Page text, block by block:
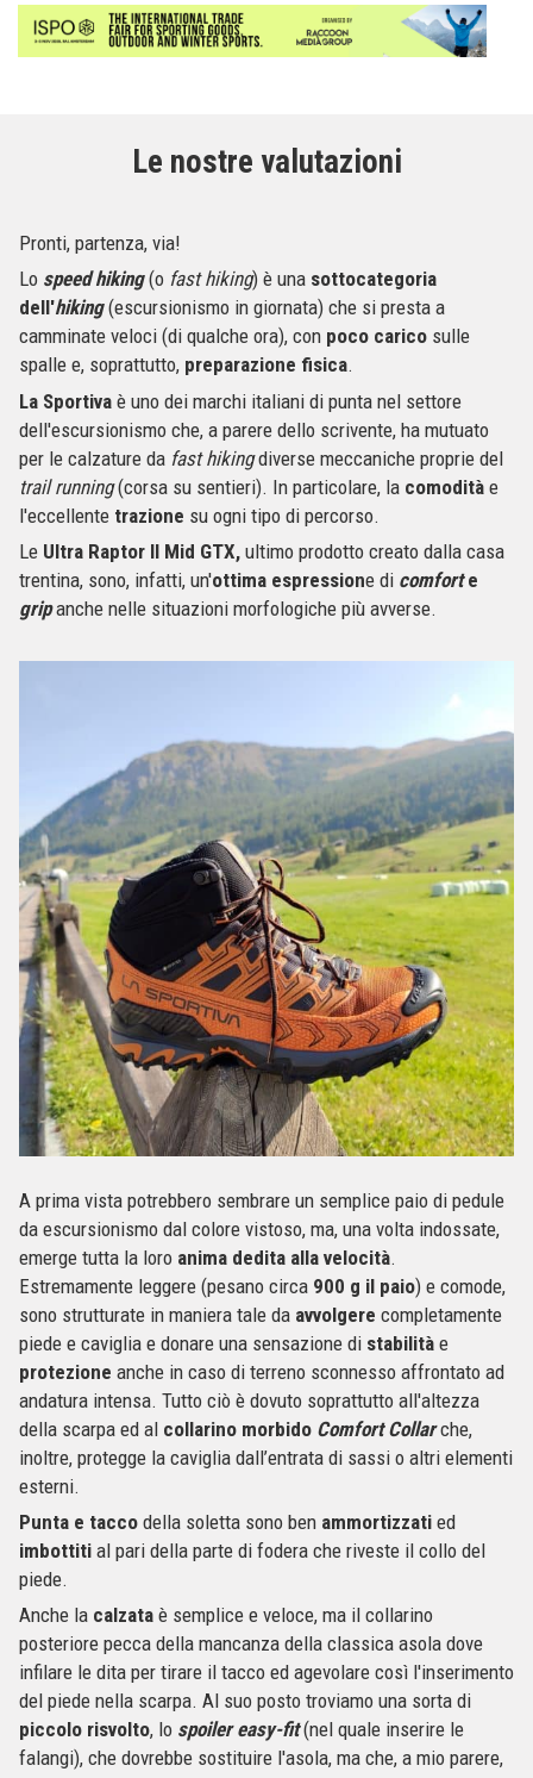
Le nostre valutazioni
Pronti, partenza, via!
Lo speed hiking(o fast hiking) è una sottocategoria
dell'hiking(escursionismo in giornata) che si presta a
camminate veloci (di qualche ora), con poco carico sulle
spalle e, soprattutto, preparazione fisica.
La Sportiva è uno dei marchi italiani di punta nel settore
dell'escursionismo che, a parere dello scrivente, ha mutuato
per le calzature da fast hikingdiverse meccaniche proprie del
trail running(corsa su sentieri). In particolare, la comodità e
l'eccellente trazione su ogni tipo di percorso.
Le Ultra Raptor II Mid GTX, ultimo prodotto creato dalla casa
trentina, sono, infatti, un'ottima espressione di comforte
gripanche nelle situazioni morfologiche più avverse.
A prima vista potrebbero sembrare un semplice paio di pedule
da escursionismo dal colore vistoso, ma, una volta indossate,
emerge tutta la loro anima dedita alla velocità.
Estremamente leggere (pesano circa 900 g il paio) e comode,
sono strutturate in maniera tale da avvolgere completamente
piede e caviglia e donare una sensazione di stabilità e
protezione anche in caso di terreno sconnesso affrontato ad
andatura intensa. Tutto ciò è dovuto soprattutto all'altezza
della scarpa ed al collarino morbido Comfort Collarche,
inoltre, protegge la caviglia dall’entrata di sassi o altri elementi
esterni.
Punta e tacco della soletta sono ben ammortizzati ed
imbottiti al pari della parte di fodera che riveste il collo del
piede.
Anche la calzata è semplice e veloce, ma il collarino
posteriore pecca della mancanza della classica asola dove
infilare le dita per tirare il tacco ed agevolare così l'inserimento
del piede nella scarpa. Al suo posto troviamo una sorta di
piccolo risvolto, lo spoiler easy-fit (nel quale inserire le
falangi), che dovrebbe sostituire l'asola, ma che, a mio parere,